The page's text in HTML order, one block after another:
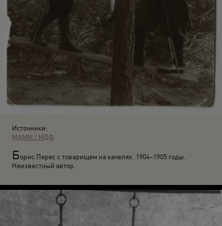
Источники:
МАММ / МДФ
Борис Перес с товарищем на качелях. 1904–1905 годы.
Неизвестный автор.